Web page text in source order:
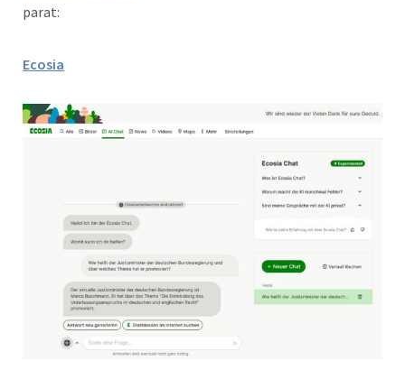
parat:
Ecosia